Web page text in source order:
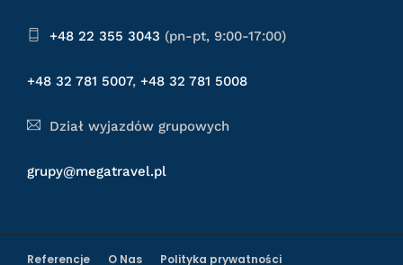
+48 22 355 3043 (pn-pt, 9:00-17:00)
+48 32 781 5007, +48 32 781 5008
Dział wyjazdów grupowych
grupy@megatravel.pl
Referencje O Nas Polityka prywatności